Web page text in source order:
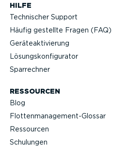
HILFE
Technischer Support
Häufig gestellte Fragen (FAQ)
Geräteak­ti­vierung
Lösungs­kon­fi­gu­rator
Sparrechner
RESSOURCEN
Blog
Flotten­management-Glossar
Ressourcen
Schulungen